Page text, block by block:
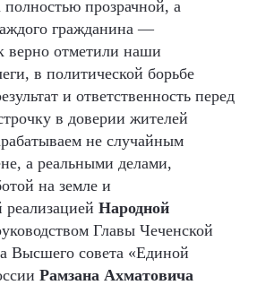
полностью прозрачной, а
гражданина —
отметили наши
в политической борьбе
и ответственность перед
в доверии жителей
не случайным
а реальными делами,
на земле и
реализацией Народной
Главы Чеченской
Высшего совета «Единой
Рамзана Ахматовича